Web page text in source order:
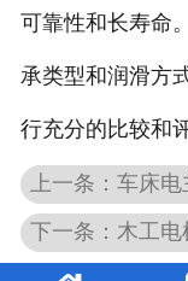
可靠性和长寿命
承类型和润滑方
行充分的比较和
上一条：车床